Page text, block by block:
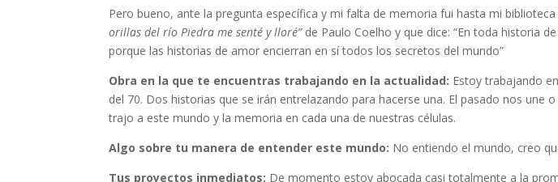
Pero bueno, ante la pregunta específica y mi falta de memoria fui hasta mi
orillas del río Piedra me senté y lloré”de Paulo Coelho y que dice: “En toda historia
porque las historias de amor encierran en sí todos los secretos del mundo”
Obra en la que te encuentras trabajando en la actualidad: Estoy trabajando
del 70. Dos historias que se irán entrelazando para hacerse una. El pasado nos
trajo a este mundo y la memoria en cada una de nuestras células.
Algo sobre tu manera de entender este mundo: No entiendo el mundo, creo
Tus proyectos inmediatos: De momento estoy abocada casi totalmente a la